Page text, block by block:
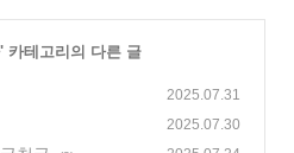
' 카테고리의 다른 글
2025.07.31
2025.07.30